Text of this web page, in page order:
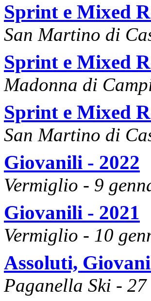
Sprint e Mixed
San Martino di
Sprint e Mixed
Madonna di
Sprint e Mixed
San Martino di
Giovanili - 2022
Vermiglio - 9
Giovanili - 2021
Vermiglio - 10
Assoluti,
Paganella Ski -